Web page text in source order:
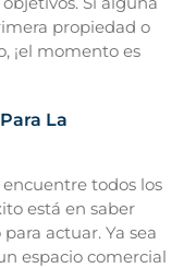
propiedad o
¡el momento es
La
todos los
está en saber
actuar. Ya sea
espacio comercial